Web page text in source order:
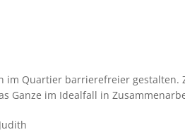
im Quartier barrierefreier
Ganze im Idealfall in